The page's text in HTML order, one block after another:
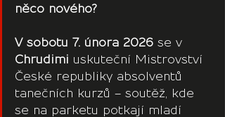
něco nového?
V sobotu 7. února 2026 se v
Chrudimi uskuteční Mistrovství
České republiky absolventů
tanečních kurzů – soutěž, kde
se na parketu potkají mladí